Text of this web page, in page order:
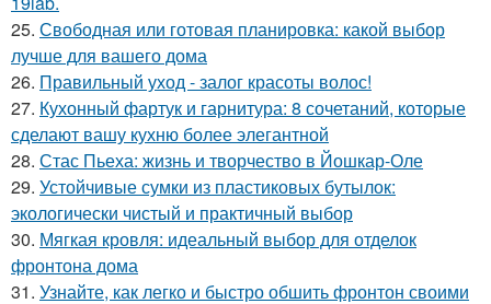
25. Свободная или готовая планировка: какой выбор
лучше для вашего дома
26. Правильный уход - залог красоты волос!
27. Кухонный фартук и гарнитура: 8 сочетаний, которые
сделают вашу кухню более элегантной
28. Стас Пьеха: жизнь и творчество в Йошкар-Оле
29. Устойчивые сумки из пластиковых бутылок:
экологически чистый и практичный выбор
30. Мягкая кровля: идеальный выбор для отделок
фронтона дома
31. Узнайте, как легко и быстро обшить фронтон своими